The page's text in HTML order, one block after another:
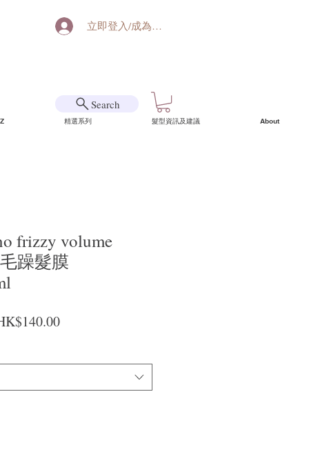
立即登入/成為會員
Search
精選系列 髮型資訊及建議 About
frizzy volume
躁髮膜
般價格 促銷價格